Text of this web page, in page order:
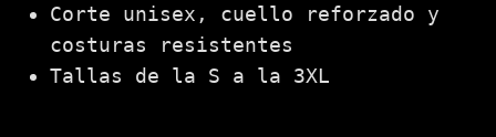
Corte unisex, cuello reforzado y
costuras resistentes
Tallas de la S a la 3XL